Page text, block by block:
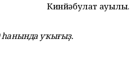
Кинйәбулат ауылы.
уҡығыҙ.